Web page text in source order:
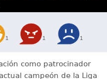
1 1 1
como patrocinador
campeón de la Liga